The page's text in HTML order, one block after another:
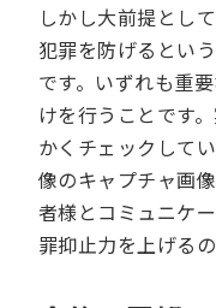
しかし大前提とし
犯罪を防げるとい
です。いずれも重
けを行うことです
かくチェックして
像のキャプチャ画
者様とコミュニケ
罪抑止力を上げる